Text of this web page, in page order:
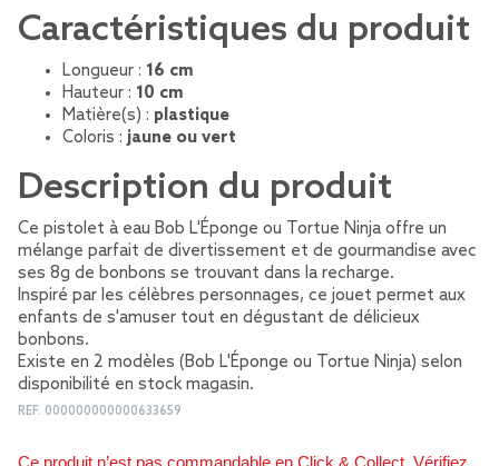
Caractéristiques du produit
Longueur : 16 cm
Hauteur : 10 cm
Matière(s) : plastique
Coloris : jaune ou vert
Description du produit
Ce pistolet à eau Bob L'Éponge ou Tortue Ninja offre un
mélange parfait de divertissement et de gourmandise avec
ses 8g de bonbons se trouvant dans la recharge.
Inspiré par les célèbres personnages, ce jouet permet aux
enfants de s'amuser tout en dégustant de délicieux
bonbons.
Existe en 2 modèles (Bob L'Éponge ou Tortue Ninja) selon
disponibilité en stock magasin.
REF. 000000000000633659
Ce produit n’est pas commandable en Click & Collect. Vérifiez